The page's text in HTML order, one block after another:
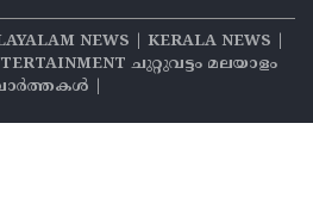
NEWS | KERALA NEWS |
ചുറ്റുവട്ടം മലയാളം
|